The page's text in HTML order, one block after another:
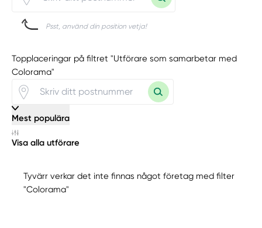
Psst, använd din position vetja!
Topplaceringar på filtret "Utförare som samarbetar med
Colorama"
Mest populära
Visa alla utförare
Tyvärr verkar det inte finnas något företag med filter
"Colorama"